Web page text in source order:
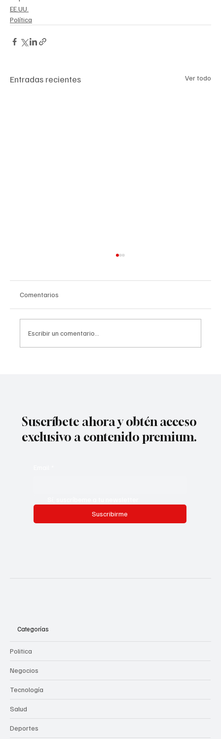
EE.UU.
Política
Entradas recientes Ver todo
Comentarios
Escribir un comentario...
Suscríbete ahora y obtén acceso
exclusivo a contenido premium.
Suscribirme
Categorías
Politica
Negocios
Tecnología
Salud
Deportes